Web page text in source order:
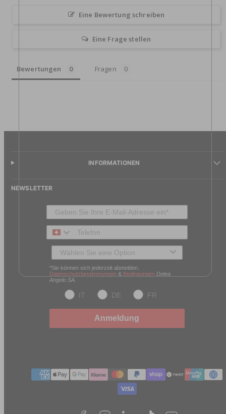
Eine Bewertung schreiben
Eine Frage stellen
Bewertungen Fragen
INFORMATIONEN
NEWSLETTER
Telefon
Typ des Kunden
*Sie können sich jederzeit abmelden.
Datenschutzbestimmungen& Bedingungen Delea
Angelo SA.
IT DE FR
Anmeldung
Zahlungmethoden